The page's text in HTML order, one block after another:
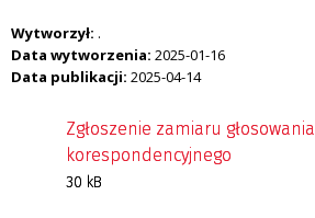
Wytworzył: .
Data wytworzenia: 2025-01-16
Data publikacji: 2025-04-14
Zgłoszenie zamiaru głosowania
korespondencyjnego
30 kB